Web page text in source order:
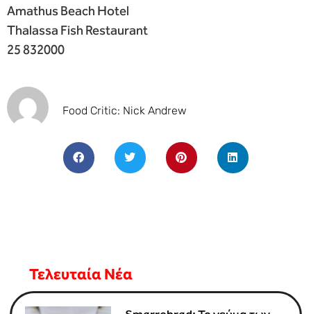
Amathus Beach Hotel
Thalassa Fish Restaurant
25 832000
Food Critic: Nick Andrew
Τελευταία Νέα